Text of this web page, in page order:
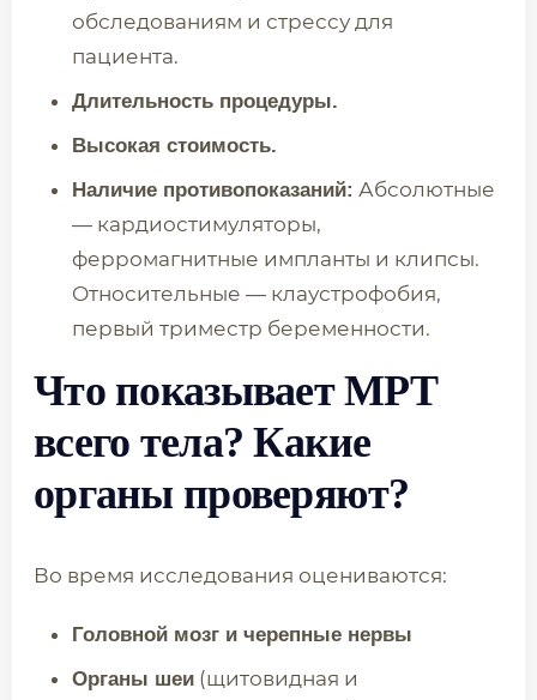
обследованиям и стрессу для
пациента.
Длительность процедуры.
Высокая стоимость.
Наличие противопоказаний: Абсолютные
— кардиостимуляторы,
ферромагнитные импланты и клипсы.
Относительные — клаустрофобия,
первый триместр беременности.
Что показывает МРТ
всего тела? Какие
органы проверяют?
Во время исследования оцениваются:
Головной мозг и черепные нервы
Органы шеи (щитовидная и